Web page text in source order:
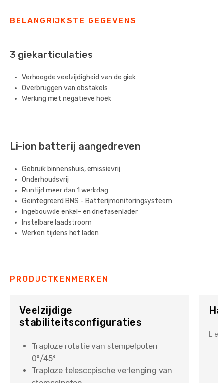
BELANGRIJKSTE GEGEVENS
3 giekarticulaties
Verhoogde veelzijdigheid van de giek
Overbruggen van obstakels
Werking met negatieve hoek
Li-ion batterij aangedreven
Gebruik binnenshuis, emissievrij
Onderhoudsvrij
Runtijd meer dan 1 werkdag
Geïntegreerd BMS - Batterijmonitoringsysteem
Ingebouwde enkel- en driefasenlader
Instelbare laadstroom
Werken tijdens het laden
PRODUCTKENMERKEN
Veelzijdige
stabiliteitsconfiguraties
Traploze rotatie van stempelpoten
0°/45°
Traploze telescopische verlenging van